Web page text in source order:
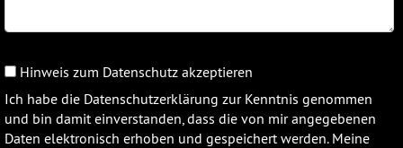
Hinweis zum Datenschutz akzeptieren
Ich habe die Datenschutzerklärung zur Kenntnis genommen
und bin damit einverstanden, dass die von mir angegebenen
Daten elektronisch erhoben und gespeichert werden. Meine